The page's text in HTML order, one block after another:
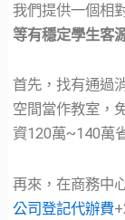
我們提供一個相
等有穩定學生客
首先，找有通過
空間當作教室，
資120萬~140萬
再來，在商務中
公司登記代辦費